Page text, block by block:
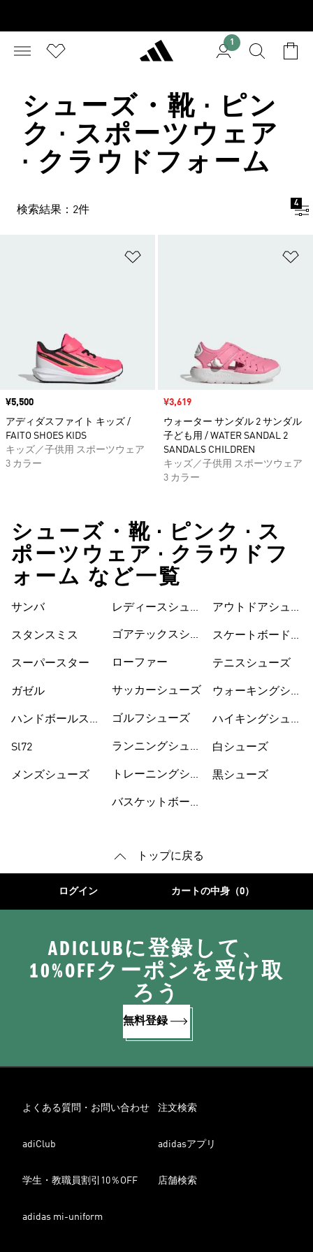
1
シューズ・靴 · ピン
ク · スポーツウェア
· クラウドフォーム
検索結果：2件
4
価格
¥5,500
アディダスファイト キッズ /
FAITO SHOES KIDS
キッズ／子供用 スポーツウェア
3 カラー
セール価格
¥3,619
ウォーター サンダル 2 サンダル
子ども用 / WATER SANDAL 2
SANDALS CHILDREN
キッズ／子供用 スポーツウェア
3 カラー
シューズ・靴 • ピンク • ス
ポーツウェア • クラウドフ
ォーム など一覧
サンバ
スタンスミス
スーパースター
ガゼル
ハンドボールスペ
Sl72
メンズシューズ
レディースシュー
ゴアテックスシュ
ローファー
サッカーシューズ
ゴルフシューズ
ランニングシュー
トレーニングシュ
バスケットボール
シューズ
アウトドアシュー
スケートボードシ
テニスシューズ
ウォーキングシュ
ハイキングシュー
白シューズ
黒シューズ
トップに戻る
ログイン カートの中身（0）
ADICLUBに登録して、
10%OFFクーポンを受け取
ろう
無料登録
よくある質問・お問い合わせ 注文検索
adiClub adidasアプリ
学生・教職員割引10％OFF 店舗検索
adidas mi-uniform